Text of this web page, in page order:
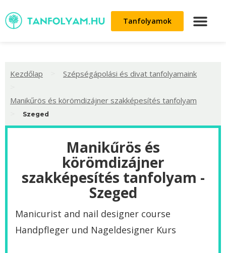
Tanfolyamok
Kezdőlap Szépségápolási és divat tanfolyamaink
Manikűrös és körömdizájner szakképesítés tanfolyam
Szeged
Manikűrös és
körömdizájner
szakképesítés tanfolyam -
Szeged
Manicurist and nail designer course
Handpfleger und Nageldesigner Kurs